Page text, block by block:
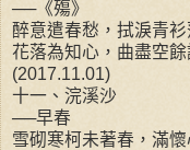
──《殤》
醉意遣春愁，拭淚青
花落為知心，曲盡空
(2017.11.01)
十一、浣溪沙
──早春
雪砌寒柯未著春，滿